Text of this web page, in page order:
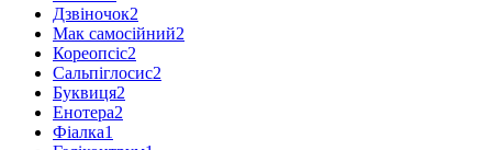
Дзвіночок2
Мак самосійний2
Кореопсіс2
Сальпіглосис2
Буквиця2
Енотера2
Фіалка1